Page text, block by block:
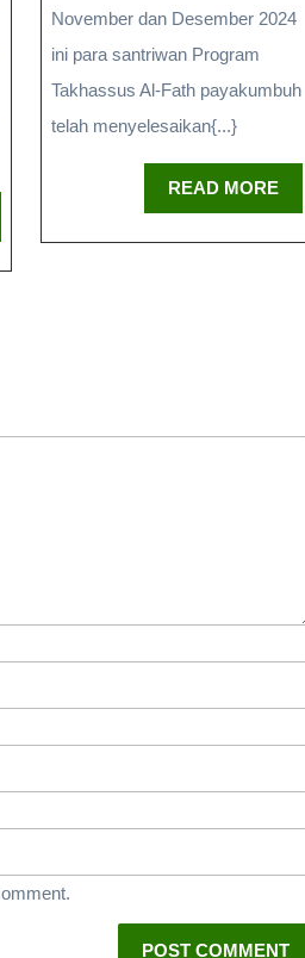
November dan Desember 2024
ini para santriwan Program
Takhassus Al-Fath payakumbuh
telah menyelesaikan{...}
READ MORE